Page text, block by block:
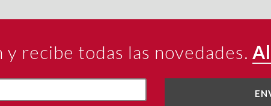
recibe todas las novedades.